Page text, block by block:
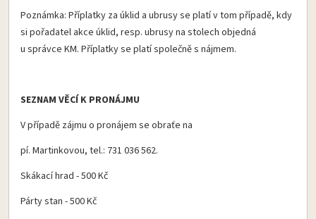
Poznámka: Příplatky za úklid a ubrusy se platí v tom případě, kdy
si pořadatel akce úklid, resp. ubrusy na stolech objedná
u správce KM. Příplatky se platí společně s nájmem.
SEZNAM VĚCÍ K PRONÁJMU
V případě zájmu o pronájem se obraťe na
pí. Martinkovou, tel.: 731 036 562.
Skákací hrad - 500 Kč
Párty stan - 500 Kč